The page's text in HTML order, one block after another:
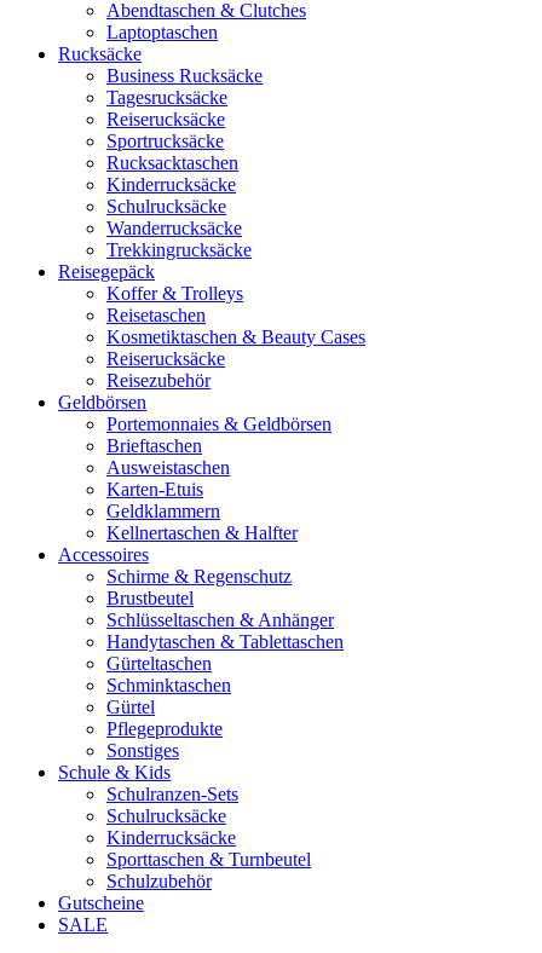
Abendtaschen & Clutches
Laptoptaschen
Rucksäcke
Business Rucksäcke
Tagesrucksäcke
Reiserucksäcke
Sportrucksäcke
Rucksacktaschen
Kinderrucksäcke
Schulrucksäcke
Wanderrucksäcke
Trekkingrucksäcke
Reisegepäck
Koffer & Trolleys
Reisetaschen
Kosmetiktaschen & Beauty Cases
Reiserucksäcke
Reisezubehör
Geldbörsen
Portemonnaies & Geldbörsen
Brieftaschen
Ausweistaschen
Karten-Etuis
Geldklammern
Kellnertaschen & Halfter
Accessoires
Schirme & Regenschutz
Brustbeutel
Schlüsseltaschen & Anhänger
Handytaschen & Tablettaschen
Gürteltaschen
Schminktaschen
Gürtel
Pflegeprodukte
Sonstiges
Schule & Kids
Schulranzen-Sets
Schulrucksäcke
Kinderrucksäcke
Sporttaschen & Turnbeutel
Schulzubehör
Gutscheine
SALE